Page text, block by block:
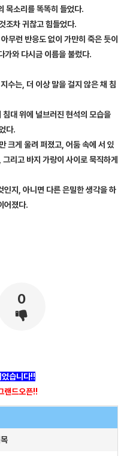
목소리를 똑똑히 들었다.
조차 귀찮고 힘들었다.
무런 반응도 없이 가만히 죽은 듯이
가와 다시금 이름을 불렀다.
수는, 더 이상 말을 걸지 않은 채 침
대 위에 널브러진 현석의 모습을
다.
크게 울려 퍼졌고, 어둠 속에 서 있
리고 바지 가랑이 사이로 묵직하게
인지, 아니면 다른 은밀한 생각을 하
어졌다.
0
습니다!!
랜드오픈!!